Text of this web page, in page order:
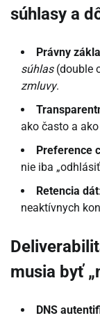
súhlasy a
Právny
súhlas(double
zmluvy.
ako často a
Preference
nie iba
Retencia dát
neaktívnych
musia byť
DNS